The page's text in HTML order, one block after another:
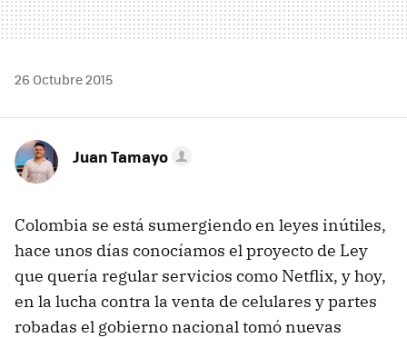
26 Octubre 2015
Juan Tamayo
Colombia se está sumergiendo en leyes inútiles,
hace unos días conocíamos el proyecto de Ley
que quería regular servicios como Netflix, y hoy,
en la lucha contra la venta de celulares y partes
robadas el gobierno nacional tomó nuevas